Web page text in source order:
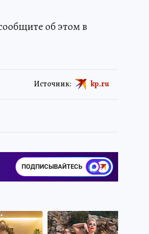
об этом в
Источник: kp.ru
ПОДПИСЫВАЙТЕСЬ